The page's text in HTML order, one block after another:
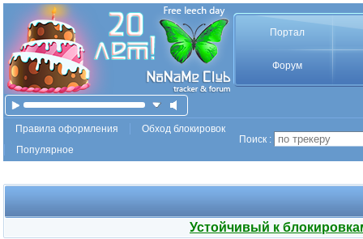
Портал
Форум
Правила оформления
Обход блокировок
Популярное
Поиск :
Устойчивый к